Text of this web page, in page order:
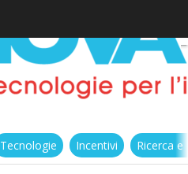
Tecnologie Incentivi Ricerca